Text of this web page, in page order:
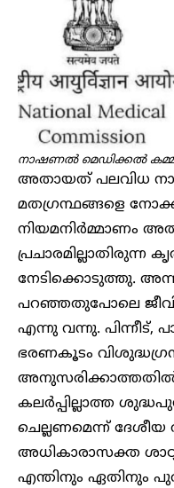
നാഷണൽ മെഡിക്കൽ
അതായത് പലവിധ
മതഗ്രന്ഥങ്ങളെ
നിയമനിർമ്മാണം
നേടിക്കൊടുത്തു.
പറഞ്ഞതുപോലെ
എന്നു വന്നു. പിന്നീട്,
ഭരണകൂടം
കലർപ്പില്ലാത്ത
ചെല്ലണമെന്ന് ദേശീയ
അധികാരാസക്ത
എന്തിനും ഏതിനും